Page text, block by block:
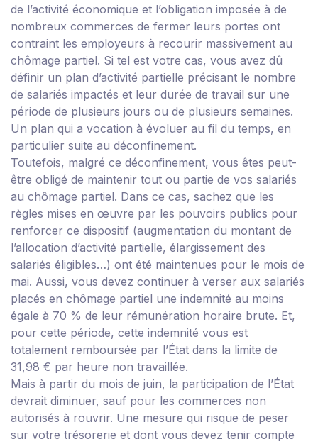
de l’activité économique et l’obligation imposée à de
nombreux commerces de fermer leurs portes ont
contraint les employeurs à recourir massivement au
chômage partiel. Si tel est votre cas, vous avez dû
définir un plan d’activité partielle précisant le nombre
de salariés impactés et leur durée de travail sur une
période de plusieurs jours ou de plusieurs semaines.
Un plan qui a vocation à évoluer au fil du temps, en
particulier suite au déconfinement.
Toutefois, malgré ce déconfinement, vous êtes peut-
être obligé de maintenir tout ou partie de vos salariés
au chômage partiel. Dans ce cas, sachez que les
règles mises en œuvre par les pouvoirs publics pour
renforcer ce dispositif (augmentation du montant de
l’allocation d’activité partielle, élargissement des
salariés éligibles…) ont été maintenues pour le mois de
mai. Aussi, vous devez continuer à verser aux salariés
placés en chômage partiel une indemnité au moins
égale à 70 % de leur rémunération horaire brute. Et,
pour cette période, cette indemnité vous est
totalement remboursée par l’État dans la limite de
31,98 € par heure non travaillée.
Mais à partir du mois de juin, la participation de l’État
devrait diminuer, sauf pour les commerces non
autorisés à rouvrir. Une mesure qui risque de peser
sur votre trésorerie et dont vous devez tenir compte